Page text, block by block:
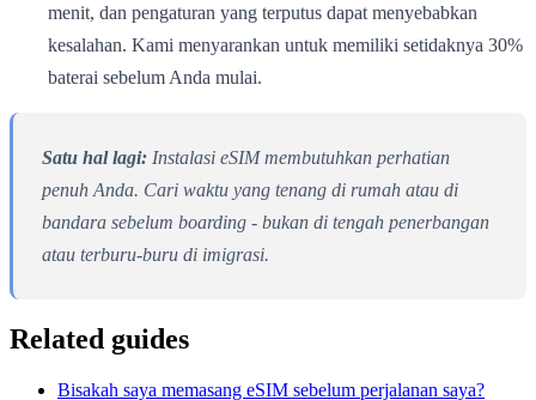
menit, dan pengaturan yang terputus dapat menyebabkan
kesalahan. Kami menyarankan untuk memiliki setidaknya 30%
baterai sebelum Anda mulai.
Satu hal lagi: Instalasi eSIM membutuhkan perhatian
penuh Anda. Cari waktu yang tenang di rumah atau di
bandara sebelum boarding - bukan di tengah penerbangan
atau terburu-buru di imigrasi.
Related guides
Bisakah saya memasang eSIM sebelum perjalanan saya?